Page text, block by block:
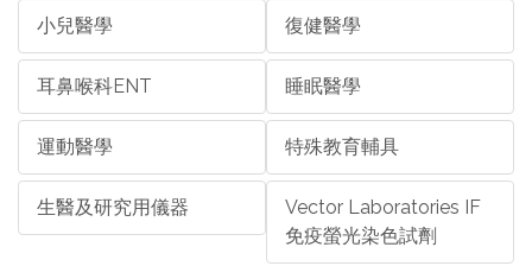
小兒醫學 復健醫學
耳鼻喉科ENT 睡眠醫學
運動醫學 特殊教育輔具
生醫及研究用儀器
Vector Laboratories IF
免疫螢光染色試劑